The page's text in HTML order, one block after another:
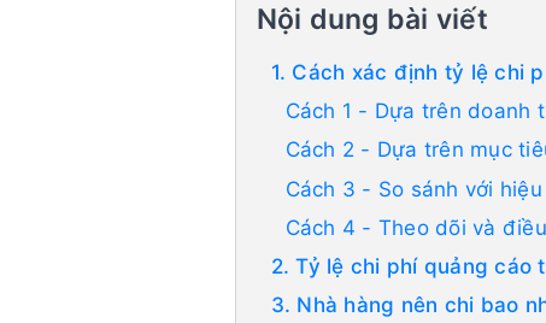
Nội dung bài viết
1. Cách xác định tỷ lệ chi
Cách 1 - Dựa trên doanh
Cách 2 - Dựa trên mục
Cách 3 - So sánh với
Cách 4 - Theo dõi và
2. Tỷ lệ chi phí quảng cáo
3. Nhà hàng nên chi bao